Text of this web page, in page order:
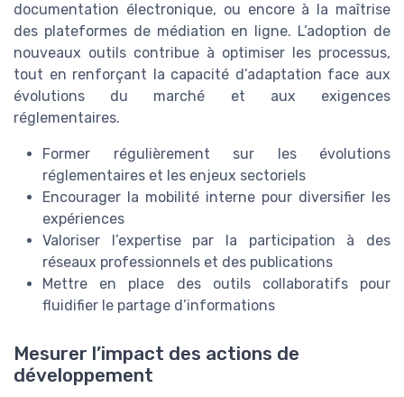
documentation électronique, ou encore à la maîtrise
des plateformes de médiation en ligne. L’adoption de
nouveaux outils contribue à optimiser les processus,
tout en renforçant la capacité d’adaptation face aux
évolutions du marché et aux exigences
réglementaires.
Former régulièrement sur les évolutions
réglementaires et les enjeux sectoriels
Encourager la mobilité interne pour diversifier les
expériences
Valoriser l’expertise par la participation à des
réseaux professionnels et des publications
Mettre en place des outils collaboratifs pour
fluidifier le partage d’informations
Mesurer l’impact des actions de
développement